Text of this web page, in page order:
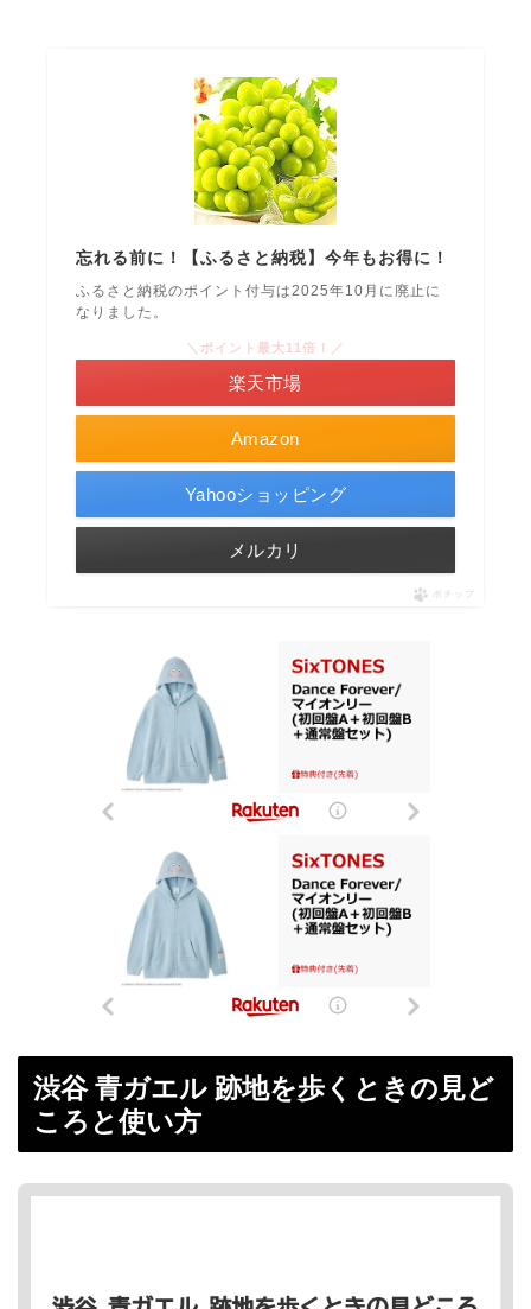
忘れる前に！【ふるさと納税】今年もお得に！
ふるさと納税のポイント付与は2025年10月に廃止に
なりました。
Amazon
＼ポイント最大11倍！／
楽天市場
Yahooショッピング
メルカリ
ポチップ
渋谷 青ガエル 跡地を歩くときの見ど
ころと使い方